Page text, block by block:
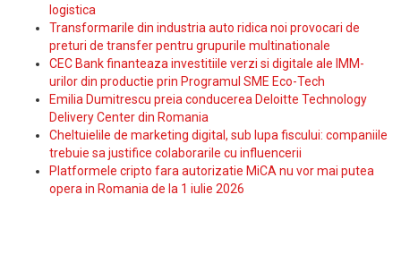
logistica
Transformarile din industria auto ridica noi provocari de
preturi de transfer pentru grupurile multinationale
CEC Bank finanteaza investitiile verzi si digitale ale IMM-
urilor din productie prin Programul SME Eco-Tech
Emilia Dumitrescu preia conducerea Deloitte Technology
Delivery Center din Romania
Cheltuielile de marketing digital, sub lupa fiscului: companiile
trebuie sa justifice colaborarile cu influencerii
Platformele cripto fara autorizatie MiCA nu vor mai putea
opera in Romania de la 1 iulie 2026